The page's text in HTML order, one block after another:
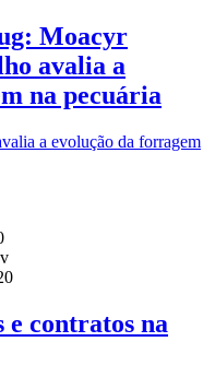
Moacyr
avalia a
na pecuária
a evolução da forragem
e contratos na